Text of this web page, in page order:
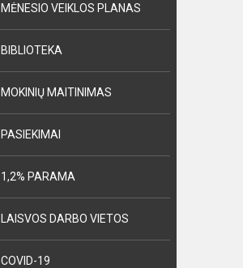
MĖNESIO VEIKLOS PLANAS
BIBLIOTEKA
MOKINIŲ MAITINIMAS
PASIEKIMAI
1,2% PARAMA
LAISVOS DARBO VIETOS
COVID-19